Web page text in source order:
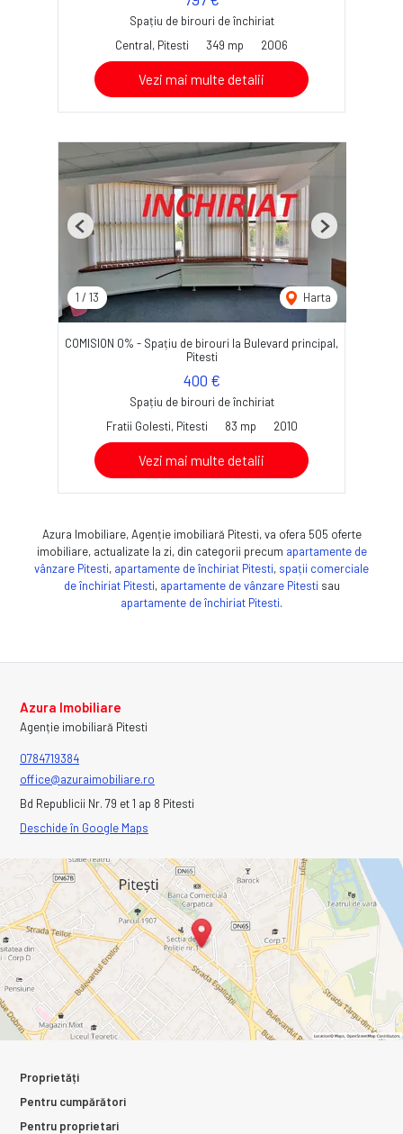
Spațiu de birouri de închiriat
Central, Pitesti
349 mp 2006
Vezi mai multe detalii
1 / 13 Harta
Previous Next
COMISION 0% - Spațiu de birouri la Bulevard principal,
Pitesti
400 €
Spațiu de birouri de închiriat
Fratii Golesti, Pitesti
83 mp 2010
Vezi mai multe detalii
Azura Imobiliare, Agenție imobiliară Pitesti, va ofera 505 oferte
imobiliare, actualizate la zi, din categorii precum apartamente de
vânzare Pitesti, apartamente de închiriat Pitesti, spații comerciale
de închiriat Pitesti, apartamente de vânzare Pitesti sau
apartamente de închiriat Pitesti.
Azura Imobiliare
Agenție imobiliară Pitesti
0784719384
office@azuraimobiliare.ro
Bd Republicii Nr. 79 et 1 ap 8 Pitesti
Deschide în Google Maps
Proprietăți
Pentru cumpărători
Pentru proprietari